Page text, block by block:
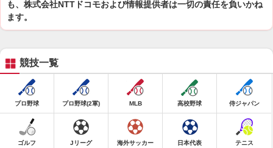
も、株式会社NTTドコモおよび情報提供者は一切の責任を負いかね
ます。
競技一覧
プロ野球 プロ野球(2軍) MLB 高校野球 侍ジャパン
ゴルフ Jリーグ 海外サッカー 日本代表 テニス